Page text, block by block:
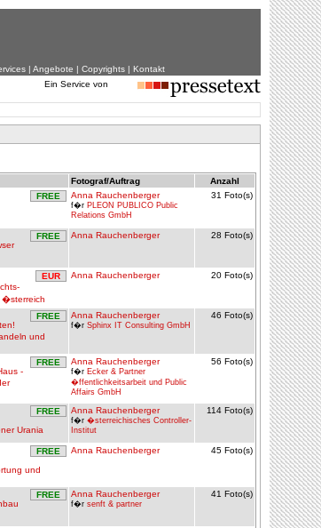
| Angebote | Copyrights | Kontakt
Ein Service von
Fotograf/Auftrag
Anzahl
FREE Anna Rauchenberger
f�r PLEON PUBLICO Public
Relations GmbH
31 Foto(s)
FREE Anna Rauchenberger 28 Foto(s)
EUR
�sterreich
Anna Rauchenberger 20 Foto(s)
FREE
und
Anna Rauchenberger
f�r Sphinx IT Consulting GmbH
46 Foto(s)
FREE
-
Anna Rauchenberger
f�r Ecker & Partner
�ffentlichkeitsarbeit und Public
Affairs GmbH
56 Foto(s)
FREE
Urania
Anna Rauchenberger
f�r �sterreichisches Controller-
Institut
114 Foto(s)
FREE
und
Anna Rauchenberger 45 Foto(s)
FREE Anna Rauchenberger
f�r senft & partner
41 Foto(s)